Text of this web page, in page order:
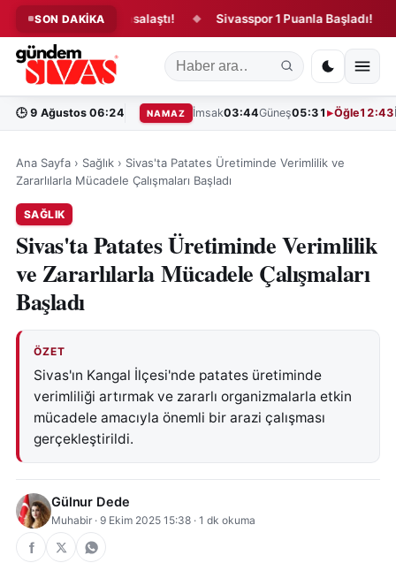
SON DAKİKA
kanun teklifi yasalaştı! ◆ Sivasspor 1 Puanla Başladı! ◆
🕒 9 Ağustos 06:24 NAMAZ İmsak03:44Güneş05:31 Öğle12:43
Ana Sayfa › Sağlık › Sivas'ta Patates Üretiminde Verimlilik ve
Zararlılarla Mücadele Çalışmaları Başladı
SAĞLIK
Sivas'ta Patates Üretiminde Verimlilik
ve Zararlılarla Mücadele Çalışmaları
Başladı
ÖZET
Sivas'ın Kangal İlçesi'nde patates üretiminde
verimliliği artırmak ve zararlı organizmalarla etkin
mücadele amacıyla önemli bir arazi çalışması
gerçekleştirildi.
Gülnur Dede
Muhabir · 9 Ekim 2025 15:38 · 1 dk okuma